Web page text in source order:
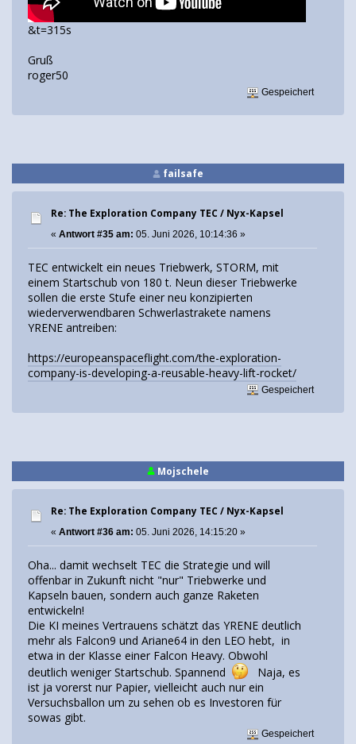
&t=315s
Gruß
roger50
Gespeichert
failsafe
Re: The Exploration Company TEC / Nyx-Kapsel
« Antwort #35 am: 05. Juni 2026, 10:14:36 »
TEC entwickelt ein neues Triebwerk, STORM, mit
einem Startschub von 180 t. Neun dieser Triebwerke
sollen die erste Stufe einer neu konzipierten
wiederverwendbaren Schwerlastrakete namens
YRENE antreiben:
https://europeanspaceflight.com/the-exploration-
company-is-developing-a-reusable-heavy-lift-rocket/
Gespeichert
Mojschele
Re: The Exploration Company TEC / Nyx-Kapsel
« Antwort #36 am: 05. Juni 2026, 14:15:20 »
Oha... damit wechselt TEC die Strategie und will
offenbar in Zukunft nicht "nur" Triebwerke und
Kapseln bauen, sondern auch ganze Raketen
entwickeln!
Die KI meines Vertrauens schätzt das YRENE deutlich
mehr als Falcon9 und Ariane64 in den LEO hebt, in
etwa in der Klasse einer Falcon Heavy. Obwohl
deutlich weniger Startschub. Spannend
Naja, es
ist ja vorerst nur Papier, vielleicht auch nur ein
Versuchsballon um zu sehen ob es Investoren für
sowas gibt.
Gespeichert